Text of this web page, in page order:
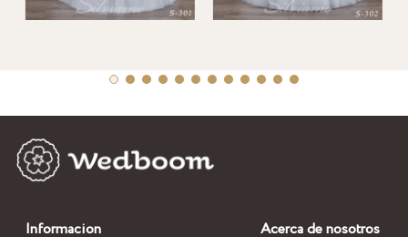
Informacion Acerca de nosotros